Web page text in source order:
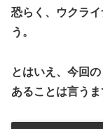
恐らく、ウクラ
う。
とはいえ、今回
あることは言うま